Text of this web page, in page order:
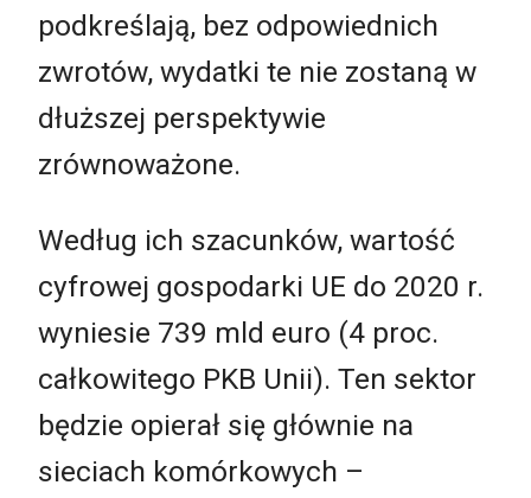
podkreślają, bez odpowiednich
zwrotów, wydatki te nie zostaną w
dłuższej perspektywie
zrównoważone.
Według ich szacunków, wartość
cyfrowej gospodarki UE do 2020 r.
wyniesie 739 mld euro (4 proc.
całkowitego PKB Unii). Ten sektor
będzie opierał się głównie na
sieciach komórkowych –